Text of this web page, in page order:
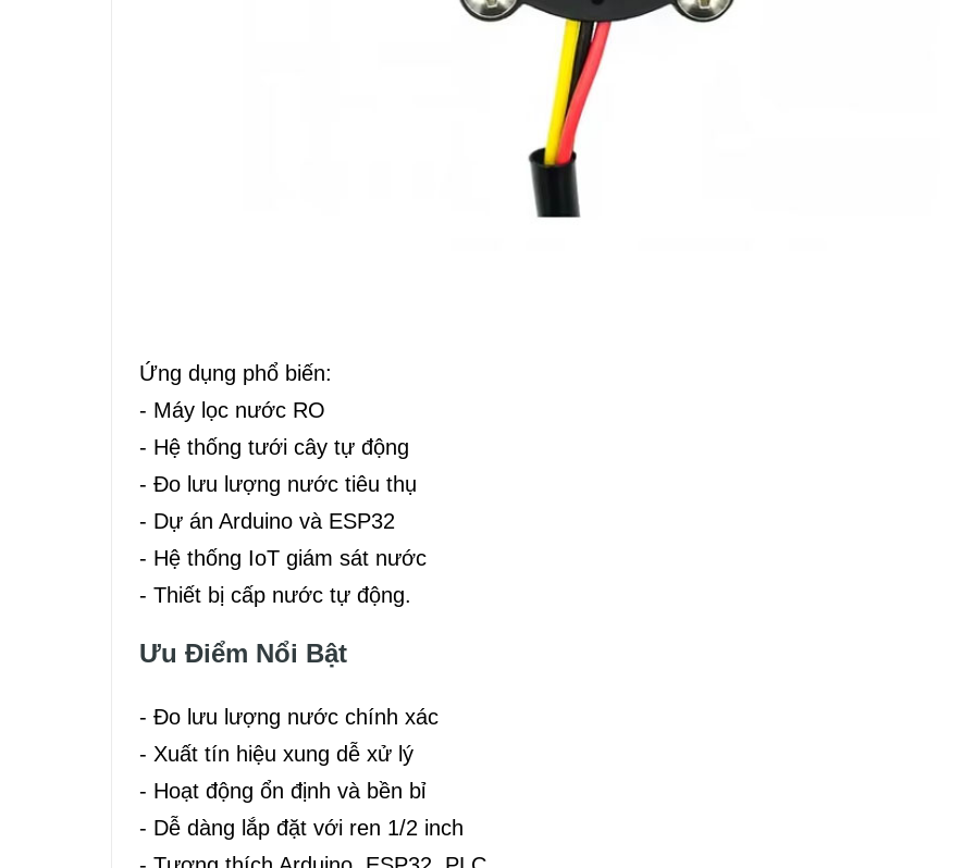
Ứng dụng phổ biến:
- Máy lọc nước RO
- Hệ thống tưới cây tự động
- Đo lưu lượng nước tiêu thụ
- Dự án Arduino và ESP32
- Hệ thống IoT giám sát nước
- Thiết bị cấp nước tự động.
Ưu Điểm Nổi Bật
- Đo lưu lượng nước chính xác
- Xuất tín hiệu xung dễ xử lý
- Hoạt động ổn định và bền bỉ
- Dễ dàng lắp đặt với ren 1/2 inch